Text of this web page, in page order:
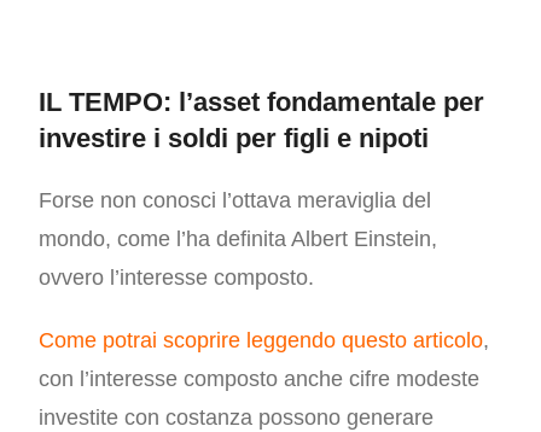
IL TEMPO: l’asset fondamentale per
investire i soldi per figli e nipoti
Forse non conosci l’ottava meraviglia del
mondo, come l’ha definita Albert Einstein,
ovvero l’interesse composto.
Come potrai scoprire leggendo questo articolo,
con l’interesse composto anche cifre modeste
investite con costanza possono generare